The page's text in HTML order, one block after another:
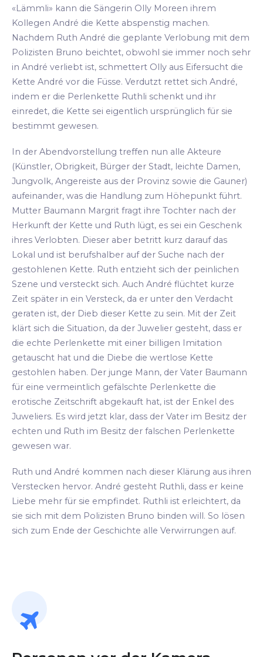
«Lämmli» kann die Sängerin Olly Moreen ihrem
Kollegen André die Kette abspenstig machen.
Nachdem Ruth André die geplante Verlobung mit dem
Polizisten Bruno beichtet, obwohl sie immer noch sehr
in André verliebt ist, schmettert Olly aus Eifersucht die
Kette André vor die Füsse. Verdutzt rettet sich André,
indem er die Perlenkette Ruthli schenkt und ihr
einredet, die Kette sei eigentlich ursprünglich für sie
bestimmt gewesen.
In der Abendvorstellung treffen nun alle Akteure
(Künstler, Obrigkeit, Bürger der Stadt, leichte Damen,
Jungvolk, Angereiste aus der Provinz sowie die Gauner)
aufeinander, was die Handlung zum Höhepunkt führt.
Mutter Baumann Margrit fragt ihre Tochter nach der
Herkunft der Kette und Ruth lügt, es sei ein Geschenk
ihres Verlobten. Dieser aber betritt kurz darauf das
Lokal und ist berufshalber auf der Suche nach der
gestohlenen Kette. Ruth entzieht sich der peinlichen
Szene und versteckt sich. Auch André flüchtet kurze
Zeit später in ein Versteck, da er unter den Verdacht
geraten ist, der Dieb dieser Kette zu sein. Mit der Zeit
klärt sich die Situation, da der Juwelier gesteht, dass er
die echte Perlenkette mit einer billigen Imitation
getauscht hat und die Diebe die wertlose Kette
gestohlen haben. Der junge Mann, der Vater Baumann
für eine vermeintlich gefälschte Perlenkette die
erotische Zeitschrift abgekauft hat, ist der Enkel des
Juweliers. Es wird jetzt klar, dass der Vater im Besitz der
echten und Ruth im Besitz der falschen Perlenkette
gewesen war.
Ruth und André kommen nach dieser Klärung aus ihren
Verstecken hervor. André gesteht Ruthli, dass er keine
Liebe mehr für sie empfindet. Ruthli ist erleichtert, da
sie sich mit dem Polizisten Bruno binden will. So lösen
sich zum Ende der Geschichte alle Verwirrungen auf.